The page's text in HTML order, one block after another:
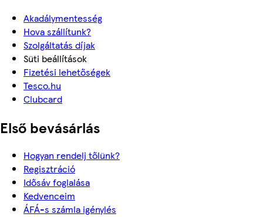
Akadálymentesség
Hova szállítunk?
Szolgáltatás díjak
Süti beállítások
Fizetési lehetőségek
Tesco.hu
Clubcard
Első bevásárlás
Hogyan rendelj tőlünk?
Regisztráció
Idősáv foglalása
Kedvenceim
ÁFÁ-s számla igénylés